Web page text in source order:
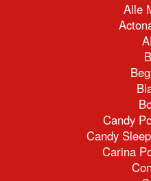
Alle
Candy
Candy
Carina